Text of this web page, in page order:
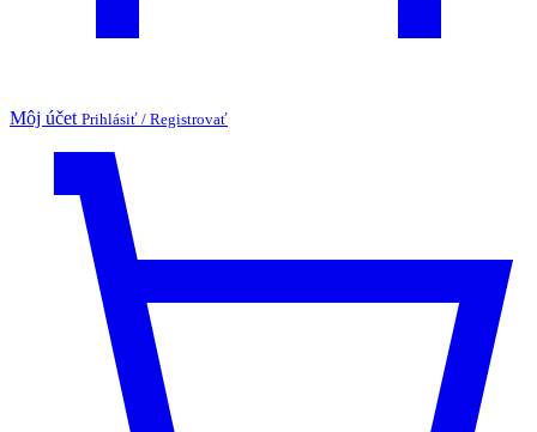
Môj účet Prihlásiť / Registrovať